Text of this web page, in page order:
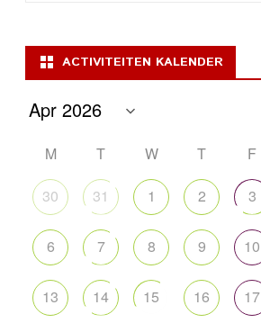
ACTIVITEITEN KALENDER
M T W T F
30 31 1 2 3
6 7 8 9 10
13 14 15 16 17